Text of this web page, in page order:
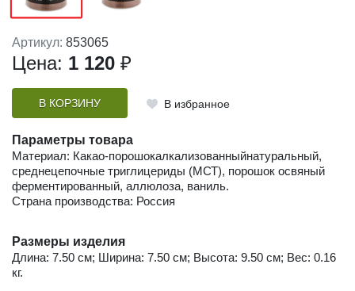
Артикул: 853065
Цена: 1 120 ₽
В КОРЗИНУ В избранное
Параметры товара
Материал: Какао-порошокалкализованныйнатуральный,
среднецепочные триглицериды (МСТ), порошок освяный
ферментированный, аллюлоза, ваниль.
Страна производства: Россия
Размеры изделия
Длина: 7.50 см; Ширина: 7.50 см; Высота: 9.50 см; Вес: 0.16
кг.